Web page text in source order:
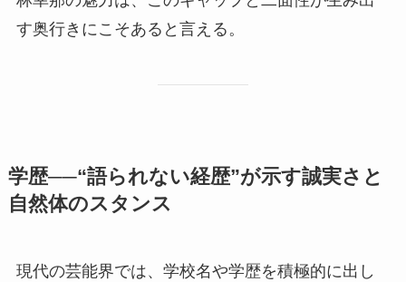
す奥行きにこそあると言える。
学歴──“語られない経歴”が示す誠実さと
自然体のスタンス
現代の芸能界では、学校名や学歴を積極的に出し